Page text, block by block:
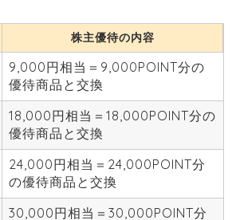
株主優待の内容
9,000円相当＝9,000POINT分の
優待商品と交換
18,000円相当＝18,000POINT分の
優待商品と交換
24,000円相当＝24,000POINT分
の優待商品と交換
30,000円相当＝30,000POINT分